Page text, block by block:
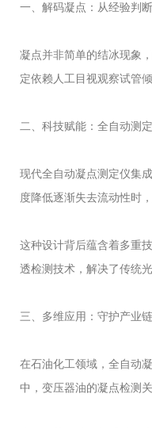
一、解码凝点：从经验判
凝点并非简单的结冰现象
定依赖人工目视观察试管
二、科技赋能：全自动测
现代全自动凝点测定仪集
度降低逐渐失去流动性时
这种设计背后蕴含着多重
透检测技术，解决了传统
三、多维应用：守护产业
在石油化工领域，全自动
中，变压器油的凝点检测